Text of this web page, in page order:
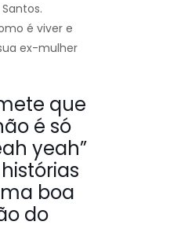
é viver e
ex-mulher
que
é só
yeah”
boa
do